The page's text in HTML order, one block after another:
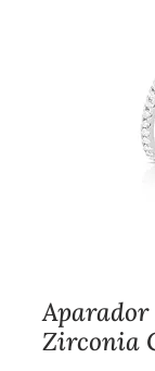
Aparador
Zirconia